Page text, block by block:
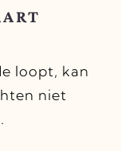
nieuw
loopt, kan
niet